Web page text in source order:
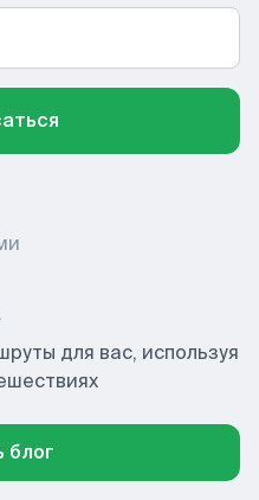
для вас, используя
блог